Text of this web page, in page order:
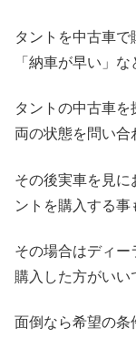
タントを中古車で
「納車が早い」な
タントの中古車
両の状態を問い合
その後実車を見に
ントを購入する事
その場合はディ
購入した方がいい
面倒なら希望の条